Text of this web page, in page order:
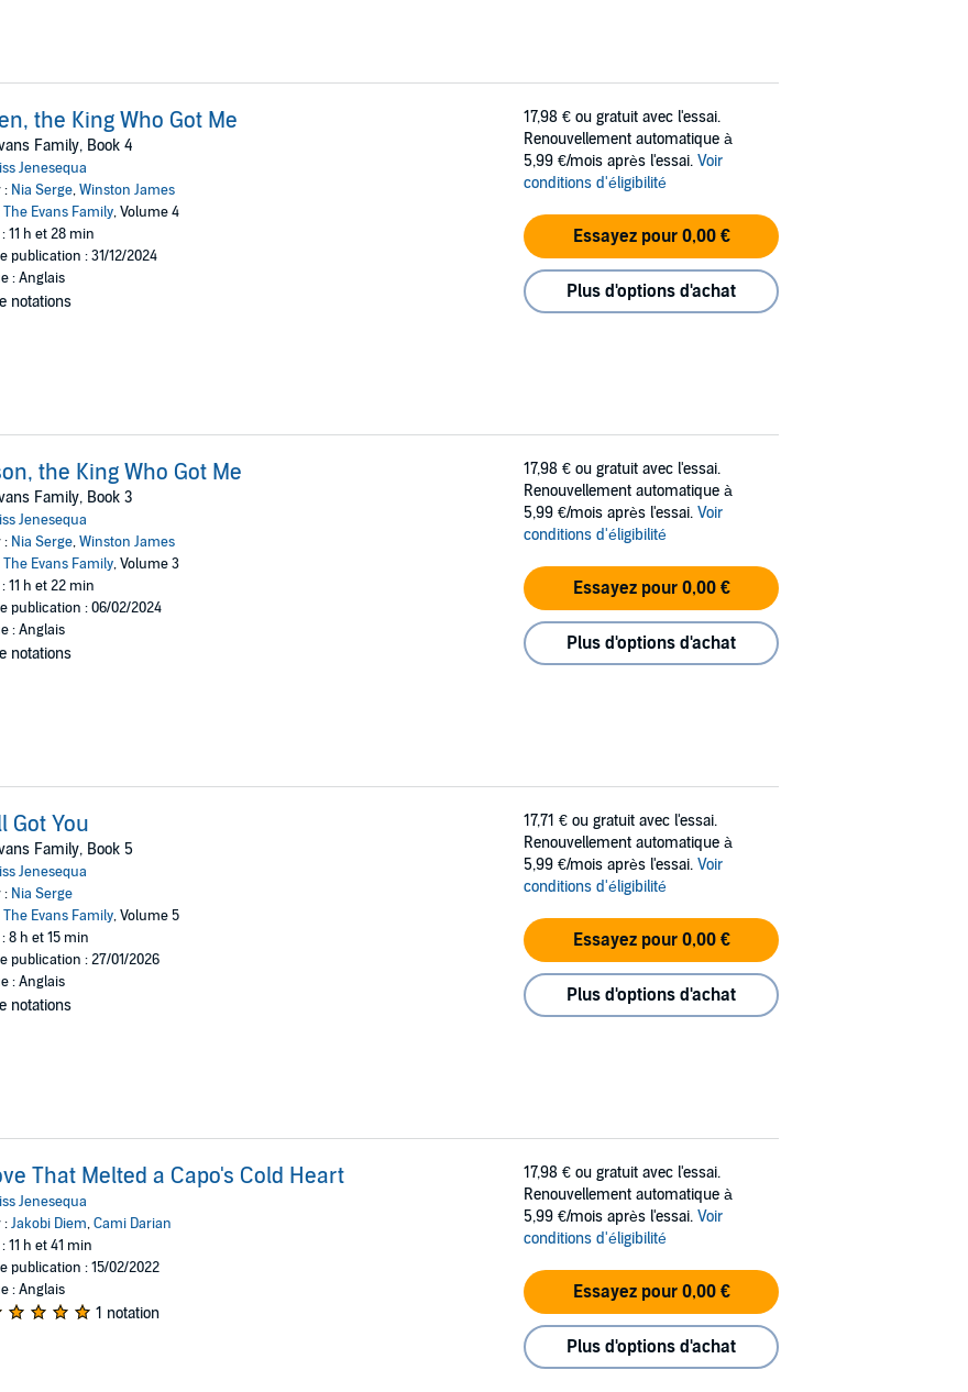
the King Who Got Me
Family, Book 4
Jenesequa
: Nia Serge,Winston James
The Evans Family, Volume 4
11 h et 28 min
publication : 31/12/2024
: Anglais
notations
17,98 € ou gratuit avec l'essai.
Renouvellement automatique à
5,99 €/mois après l'essai. Voir
conditions d'éligibilité
Essayez pour 0,00 €
Plus d'options d'achat
the King Who Got Me
Family, Book 3
Jenesequa
: Nia Serge,Winston James
The Evans Family, Volume 3
11 h et 22 min
publication : 06/02/2024
: Anglais
notations
17,98 € ou gratuit avec l'essai.
Renouvellement automatique à
5,99 €/mois après l'essai. Voir
conditions d'éligibilité
Essayez pour 0,00 €
Plus d'options d'achat
Got You
Family, Book 5
Jenesequa
: Nia Serge
The Evans Family, Volume 5
8 h et 15 min
publication : 27/01/2026
: Anglais
notations
17,71 € ou gratuit avec l'essai.
Renouvellement automatique à
5,99 €/mois après l'essai. Voir
conditions d'éligibilité
Essayez pour 0,00 €
Plus d'options d'achat
That Melted a Capo's Cold Heart
Jenesequa
:Jakobi Diem,Cami Darian
11 h et 41 min
publication : 15/02/2022
: Anglais
1 notation
17,98 € ou gratuit avec l'essai.
Renouvellement automatique à
5,99 €/mois après l'essai. Voir
conditions d'éligibilité
Essayez pour 0,00 €
Plus d'options d'achat